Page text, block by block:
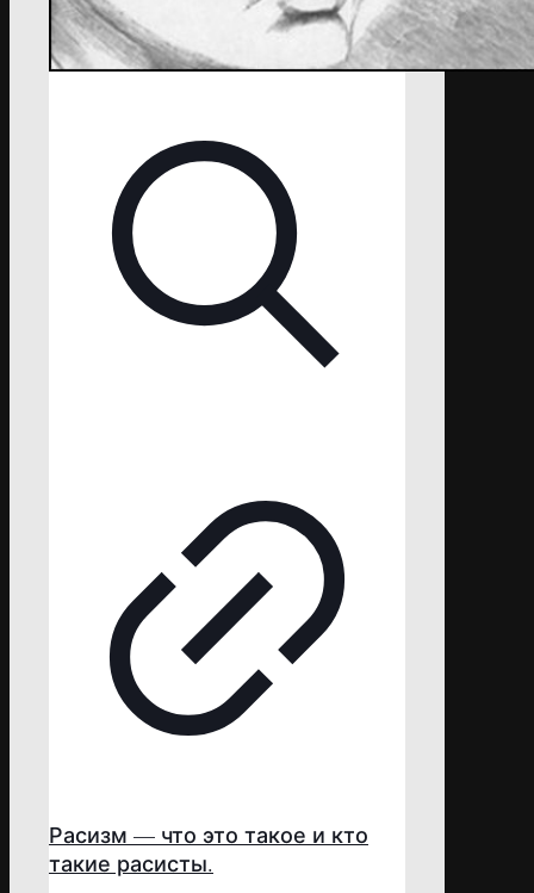
Расизм — что это такое и кто
такие расисты.